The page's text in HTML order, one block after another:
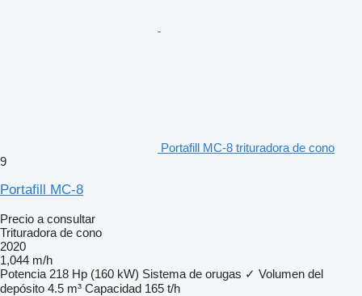
Portafill MC-8 trituradora de cono
9
Portafill MC-8
Precio a consultar
Trituradora de cono
2020
1,044 m/h
Potencia 218 Hp (160 kW) Sistema de orugas ✓ Volumen del
depósito 4.5 m³ Capacidad 165 t/h